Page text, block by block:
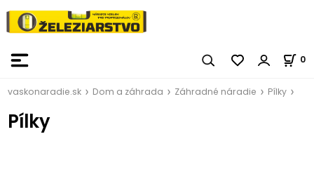
0
vaskonaradie.sk Dom a záhrada Záhradné náradie Pílky
Pílky